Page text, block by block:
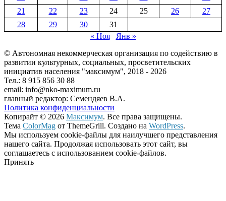
21
22 23 24 25 26
27
28
29 30
31
« Ноя
Янв »
© Автономная некоммерческая организация по содействию в
развитии культурных, социальных, просветительских
инициатив населения "максимум", 2018 - 2026
Тел.: 8 915 856 30 88
email: info@nko-maximum.ru
главный редактор: Семендяев В.А.
Политика конфиденциальности
Копирайт © 2026 Максимум. Все права защищены.
Тема ColorMag от ThemeGrill. Создано на WordPress.
Мы используем cookie-файлы для наилучшего представления
нашего сайта. Продолжая использовать этот сайт, вы
соглашаетесь с использованием cookie-файлов.
Принять